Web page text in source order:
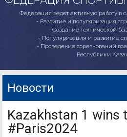
Федерация ведет активную работу в
- Развитие и популяризация
- Создание технической
- Популяризация и развитие
- Проведение соревнований
Республики
Новости
Kazakhstan 1 wins
#Paris2024